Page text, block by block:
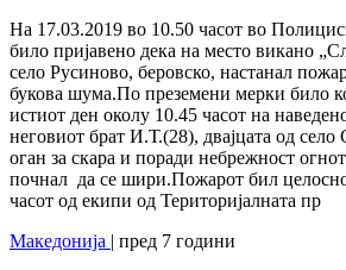
На 17.03.2019 во 10.50 часот во
било пријавено дека на место викано
село Русиново, беровско, настанал
букова шума.По преземени мерки било
истиот ден околу 10.45 часот на
неговиот брат И.Т.(28), двајцата од
оган за скара и поради небрежност
почнал да се шири.Пожарот бил
часот од екипи од Територијалната пр
Македонија | пред 7 години